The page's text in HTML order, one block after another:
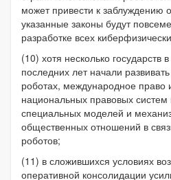
может привести к заблуждению
указанные законы будут
разработке всех
(10) хотя несколько государств
последних лет начали
роботах, международное право
национальных правовых
специальных моделей и
общественных отношений в
роботов;
(11) в сложившихся условиях
оперативной консолидации